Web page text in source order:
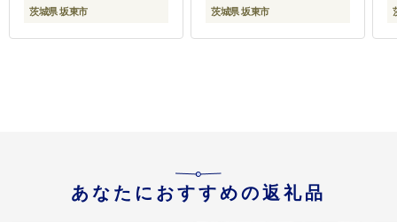
茨城県 坂東市 茨城県 坂東市
あなたにおすすめの返礼品